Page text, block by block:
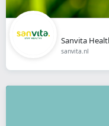
Sanvita
sanvita.nl